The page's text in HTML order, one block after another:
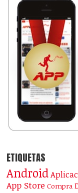
ETIQUETAS
Android
App Store Compra